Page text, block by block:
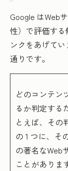
Google はWeb
性）で評価す
ンクをあげて
通りです。
どのコンテン
るか判定する
とえば、その
の 1 つに、そ
の著名なWeb
ことがありま